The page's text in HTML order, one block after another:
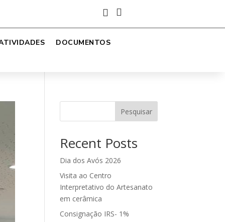
 
DOCUMENTOS
Pesquisar
Recent Posts
Dia dos Avós 2026
Visita ao Centro
Interpretativo do Artesanato
em cerâmica
Consignação IRS- 1%